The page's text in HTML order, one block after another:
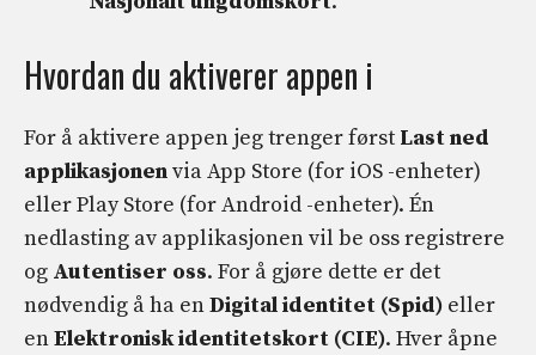
Hvordan du aktiverer appen i
For å aktivere appen jeg trenger først Last ned
applikasjonenvia App Store (for iOS -enheter)
eller Play Store (for Android -enheter). Én
nedlasting av applikasjonen vil be oss registrere
og Autentiser oss. For å gjøre dette er det
nødvendig å ha enDigital identitet (Spid) eller
enElektronisk identitetskort (CIE). Hver åpne